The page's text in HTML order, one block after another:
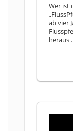
Wer ist
ab vier
heraus